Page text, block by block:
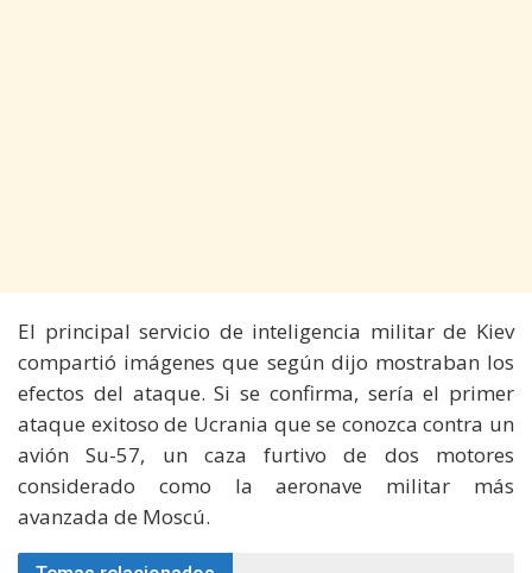
El principal servicio de inteligencia militar de Kiev
compartió imágenes que según dijo mostraban los
efectos del ataque. Si se confirma, sería el primer
ataque exitoso de Ucrania que se conozca contra un
avión Su-57, un caza furtivo de dos motores
considerado como la aeronave militar más
avanzada de Moscú.